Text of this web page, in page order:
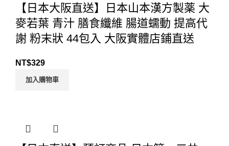
【日本大阪直送】日本山本漢方製薬 大
麥若葉 青汁 膳食纖維 腸道蠕動 提高代
謝 粉末狀 44包入 大阪實體店鋪直送
NT$329
加入購物車